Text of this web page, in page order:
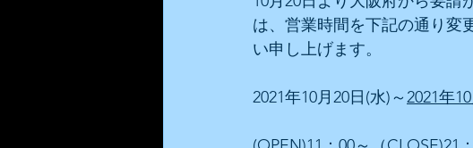
麺屋楼蘭 大阪ビフテキ
は、営業時間を下記の通り変
い申し上げます。
2021年10月20日(水)～2021年